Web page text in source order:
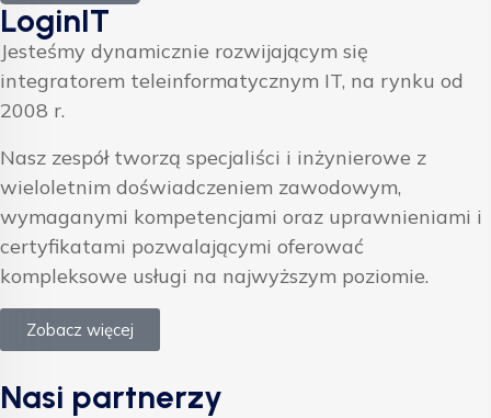
LoginIT
Jesteśmy dynamicznie rozwijającym się
integratorem teleinformatycznym IT, na rynku od
2008 r.
Nasz zespół tworzą specjaliści i inżynierowe z
wieloletnim doświadczeniem zawodowym,
wymaganymi kompetencjami oraz uprawnieniami i
certyfikatami pozwalającymi oferować
kompleksowe usługi na najwyższym poziomie.
Zobacz więcej
Nasi partnerzy